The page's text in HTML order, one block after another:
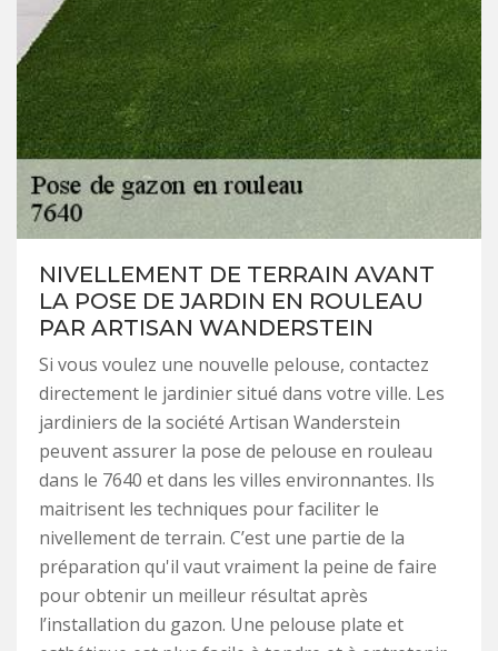
NIVELLEMENT DE TERRAIN AVANT
LA POSE DE JARDIN EN ROULEAU
PAR ARTISAN WANDERSTEIN
Si vous voulez une nouvelle pelouse, contactez
directement le jardinier situé dans votre ville. Les
jardiniers de la société Artisan Wanderstein
peuvent assurer la pose de pelouse en rouleau
dans le 7640 et dans les villes environnantes. Ils
maitrisent les techniques pour faciliter le
nivellement de terrain. C’est une partie de la
préparation qu'il vaut vraiment la peine de faire
pour obtenir un meilleur résultat après
l’installation du gazon. Une pelouse plate et